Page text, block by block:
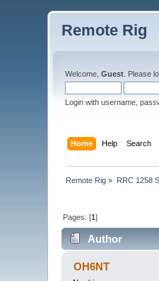
Remote Rig
Welcome,Guest . Please
Login with username,
Home Help Search
Remote Rig » RRC 1258
Pages: [1]
Author
OH6NT